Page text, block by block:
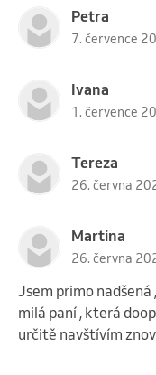
Petra
7. července
Ivana
1. července
Tereza
26. června
Martina
26. června
Jsem primo nadšená
milá paní , která
určitě navštívím